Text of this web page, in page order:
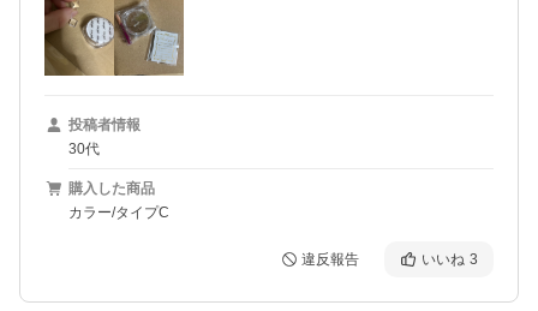
投稿者情報
30代
購入した商品
カラー/タイプC
違反報告 いいね 3